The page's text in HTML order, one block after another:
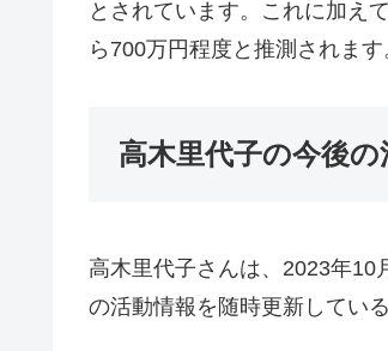
とされています。これに加え
ら700万円程度と推測されます
高木里代子の今後の
高木里代子さんは、2023年10
の活動情報を随時更新してい